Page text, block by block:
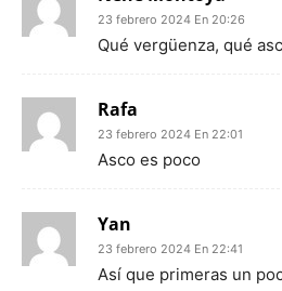
23 febrero 2024 En 20:26
Qué vergüenza, qué
Rafa
23 febrero 2024 En 22:01
Asco es poco
Yan
23 febrero 2024 En 22:41
Así que primeras un